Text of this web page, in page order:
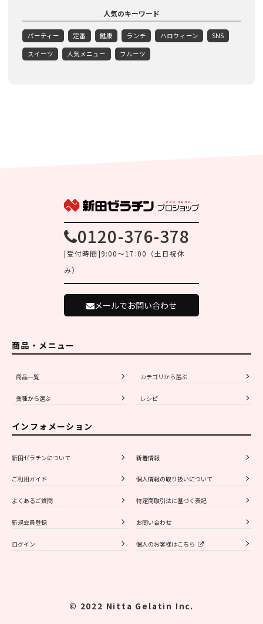
人気のキーワード
パーティー 定番 健康 ランチ ハロウィーン SNS
スイーツ 人気メニュー フルーツ
0120-376-378
[受付時間]9:00～17:00（土日祝休
み）
メールでお問い合わせ
商品・メニュー
商品一覧 カテゴリから選ぶ
業種から選ぶ レシピ
インフォメーション
新田ゼラチンについて 新着情報
ご利用ガイド 個人情報の取り扱いについて
よくあるご質問 特定商取引法に基づく表記
新規会員登録 お問い合わせ
ログイン 個人のお客様はこちら
© 2022 Nitta Gelatin Inc.